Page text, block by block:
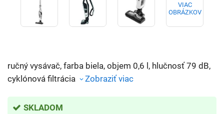
VIAC
OBRÁZKOV
ručný vysávač, farba biela, objem 0,6 l, hlučnosť 79 dB,
cyklónová filtrácia
Zobraziť viac
SKLADOM